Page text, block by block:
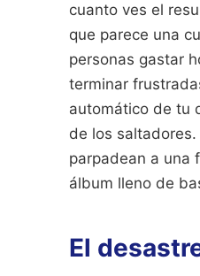
cuanto ves el
que parece una
personas gastar
terminar
automático de tu
de los
parpadean a una
álbum lleno de
El